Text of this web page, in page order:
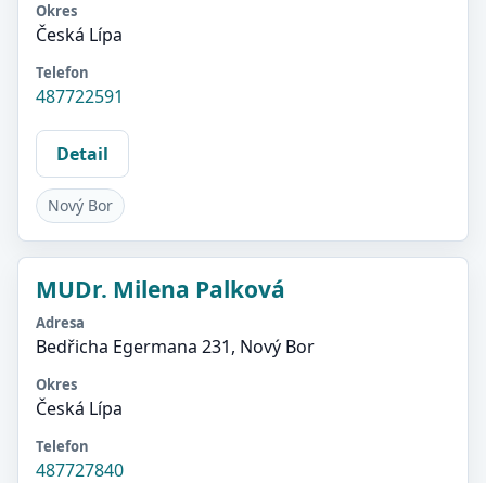
Okres
Česká Lípa
Telefon
487722591
Detail
Nový Bor
MUDr. Milena Palková
Adresa
Bedřicha Egermana 231, Nový Bor
Okres
Česká Lípa
Telefon
487727840